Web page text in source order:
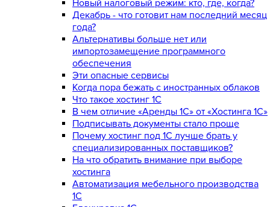
Новый налоговый режим: кто, где, когда?
Декабрь - что готовит нам последний месяц
года?
Альтернативы больше нет или
импортозамещение программного
обеспечения
Эти опасные сервисы
Когда пора бежать с иностранных облаков
Что такое хостинг 1С
В чем отличие «Аренды 1С» от «Хостинга 1С»
Подписывать документы стало проще
Почему хостинг под 1С лучше брать у
специализированных поставщиков?
На что обратить внимание при выборе
хостинга
Автоматизация мебельного производства
1С